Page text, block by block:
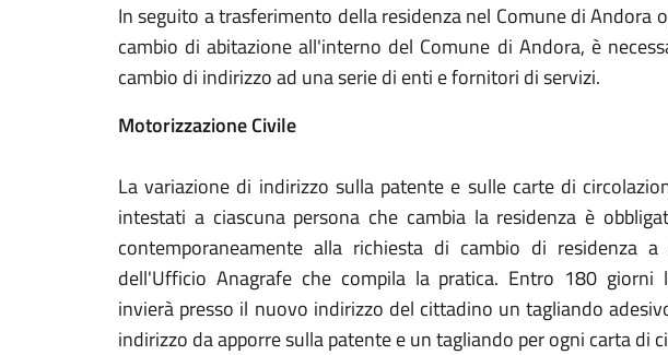
In seguito a trasferimento della residenza nel Comune di Andora
cambio di abitazione all'interno del Comune di Andora, è
cambio di indirizzo ad una serie di enti e fornitori di servizi.
Motorizzazione Civile
La variazione di indirizzo sulla patente e sulle carte di
intestati a ciascuna persona che cambia la residenza è
contemporaneamente alla richiesta di cambio di residenza
dell'Ufficio Anagrafe che compila la pratica. Entro 180 giorni
invierà presso il nuovo indirizzo del cittadino un tagliando
indirizzo da apporre sulla patente e un tagliando per ogni carta di